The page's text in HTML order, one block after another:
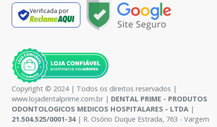
Verificada por
Copyright © 2024 | Todos os direitos reservados |
www.lojadentalprime.com.br | DENTAL PRIME - PRODUTOS
ODONTOLOGICOS MEDICOS HOSPITALARES - LTDA |
21.504.525/0001-34| R. Osório Duque Estrada, 763 - Vargem